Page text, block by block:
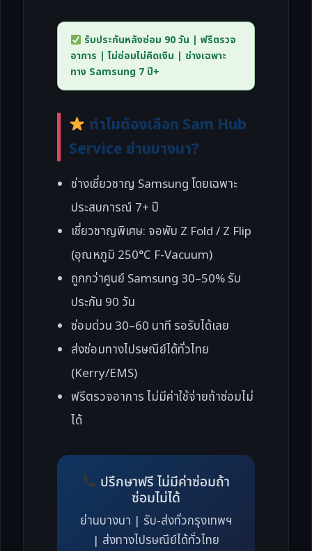
รับประกันหลังซ่อม 90 วัน | ฟรีตรวจ
อาการ | ไม่ซ่อมไม่คิดเงิน | ช่างเฉพาะ
ทาง Samsung 7 ปี+
ทำไมต้องเลือก Sam Hub
Service ย่านบางนา?
ช่างเชี่ยวชาญ Samsung โดยเฉพาะ
ประสบการณ์ 7+ ปี
เชี่ยวชาญพิเศษ: จอพับ Z Fold / Z Flip
(อุณหภูมิ 250°C F-Vacuum)
ถูกกว่าศูนย์ Samsung 30–50% รับ
ประกัน 90 วัน
ซ่อมด่วน 30–60 นาที รอรับได้เลย
ส่งซ่อมทางไปรษณีย์ได้ทั่วไทย
(Kerry/EMS)
ฟรีตรวจอาการ ไม่มีค่าใช้จ่ายถ้าซ่อมไม่
ได้
ปรึกษาฟรี ไม่มีค่าซ่อมถ้า
ซ่อมไม่ได้
ย่านบางนา | รับ-ส่งทั่วกรุงเทพฯ
| ส่งทางไปรษณีย์ได้ทั่วไทย